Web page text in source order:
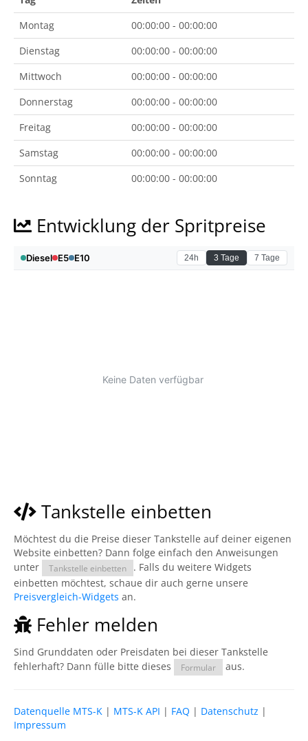
Montag
00:00:00 - 00:00:00
Dienstag
00:00:00 - 00:00:00
Mittwoch
00:00:00 - 00:00:00
Donnerstag
00:00:00 - 00:00:00
Freitag
00:00:00 - 00:00:00
Samstag
00:00:00 - 00:00:00
Sonntag
00:00:00 - 00:00:00
Entwicklung der Spritpreise
Tankstelle einbetten
Möchtest du die Preise dieser Tankstelle auf deiner eigenen
Website einbetten? Dann folge einfach den Anweisungen
unter
Tankstelle einbetten
. Falls du weitere Widgets
einbetten möchtest, schaue dir auch gerne unsere
Preisvergleich-Widgets an.
Fehler melden
Sind Grunddaten oder Preisdaten bei dieser Tankstelle
fehlerhaft? Dann fülle bitte dieses
Formular aus.
Datenquelle MTS-K | MTS-K API | FAQ | Datenschutz |
Impressum